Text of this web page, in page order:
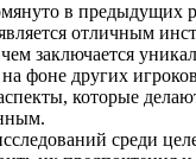
в предыдущих
отличным
заключается
фоне других
которые
среди